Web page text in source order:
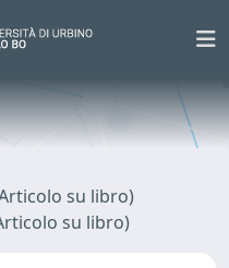
su libro)
su libro)